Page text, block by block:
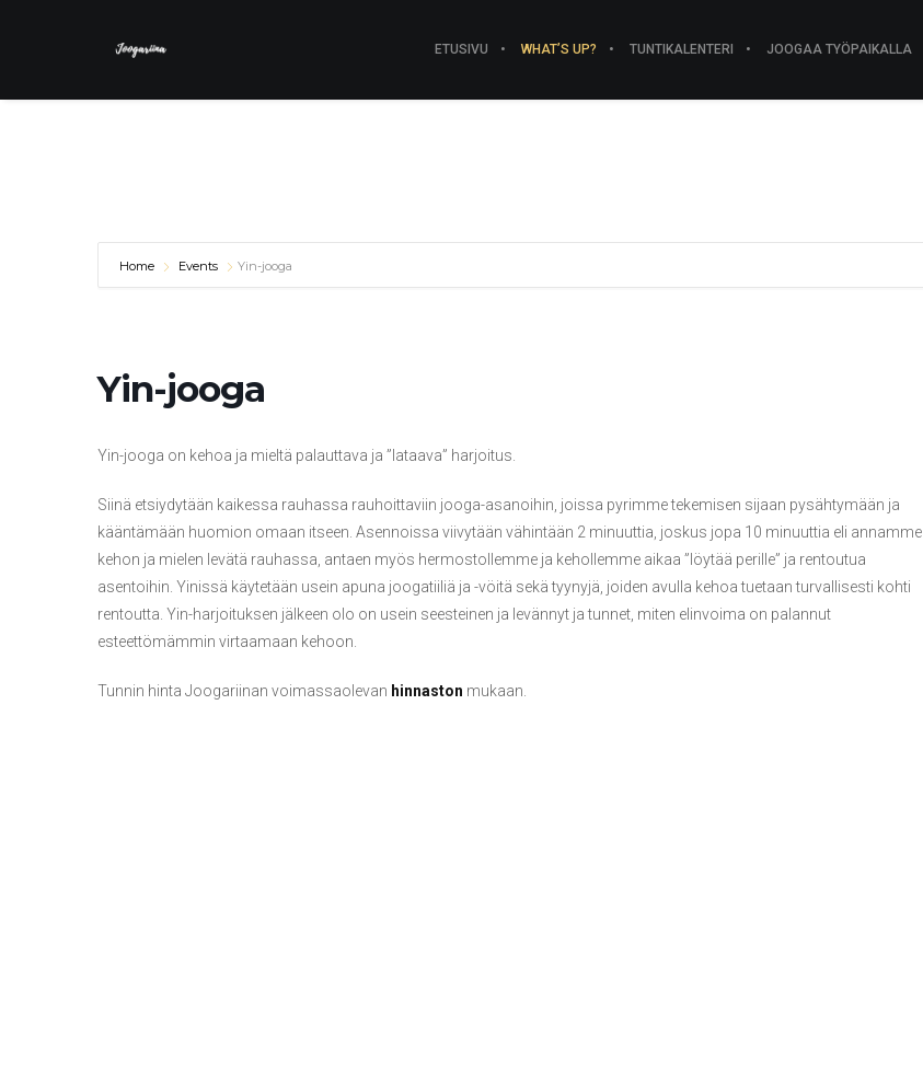
ETUSIVU WHAT’S UP? TUNTIKALENTERI JOOGAA TYÖPAIKALLA
Home Events Yin-jooga
Yin-jooga
Yin-jooga on kehoa ja mieltä palauttava ja ”lataava” harjoitus.
Siinä etsiydytään kaikessa rauhassa rauhoittaviin jooga-asanoihin, joissa pyrimme tekemisen sijaan pysähtymään ja
kääntämään huomion omaan itseen. Asennoissa viivytään vähintään 2 minuuttia, joskus jopa 10 minuuttia eli annamme
kehon ja mielen levätä rauhassa, antaen myös hermostollemme ja kehollemme aikaa ”löytää perille” ja rentoutua
asentoihin. Yinissä käytetään usein apuna joogatiiliä ja -vöitä sekä tyynyjä, joiden avulla kehoa tuetaan turvallisesti kohti
rentoutta. Yin-harjoituksen jälkeen olo on usein seesteinen ja levännyt ja tunnet, miten elinvoima on palannut
esteettömämmin virtaamaan kehoon.
Tunnin hinta Joogariinan voimassaolevan hinnaston mukaan.